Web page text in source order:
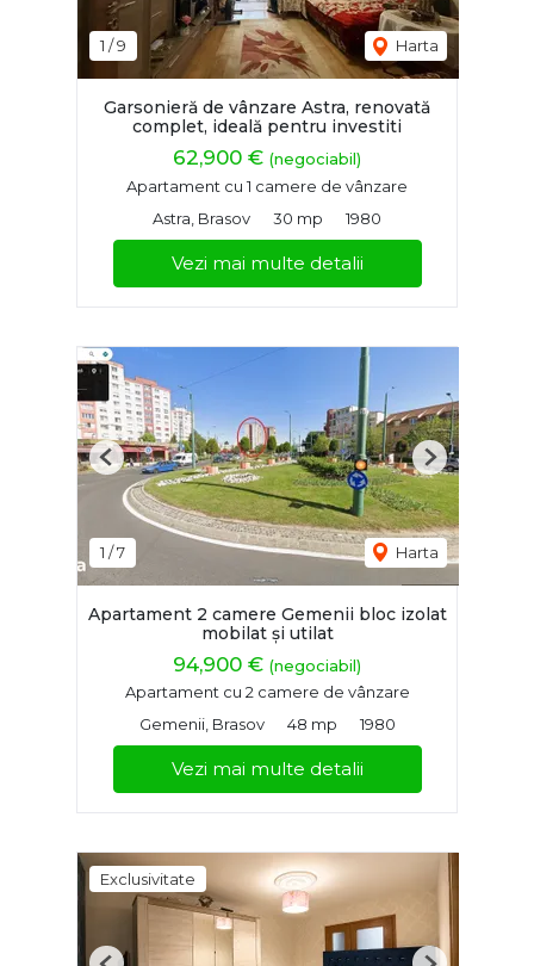
1 /9 Harta
Garsonieră de vânzare Astra, renovată
complet, ideală pentru investiti
62,900 € (negociabil)
Apartament cu 1 camere de vânzare
Astra, Brasov
30 mp 1980
Vezi mai multe detalii
1 /7 Harta
Previous Next
Apartament 2 camere Gemenii bloc izolat
mobilat și utilat
94,900 € (negociabil)
Apartament cu 2 camere de vânzare
Gemenii, Brasov
48 mp 1980
Vezi mai multe detalii
Exclusivitate